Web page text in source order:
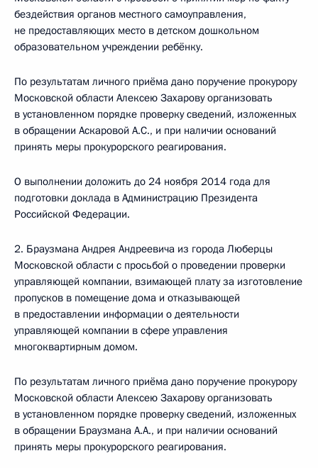
бездействия органов местного самоуправления,
не предоставляющих место в детском дошкольном
образовательном учреждении ребёнку.
По результатам личного приёма дано поручение прокурору
Московской области Алексею Захарову организовать
в установленном порядке проверку сведений, изложенных
в обращении Аскаровой А.С., и при наличии оснований
принять меры прокурорского реагирования.
О выполнении доложить до 24 ноября 2014 года для
подготовки доклада в Администрацию Президента
Российской Федерации.
2. Браузмана Андрея Андреевича из города Люберцы
Московской области с просьбой о проведении проверки
управляющей компании, взимающей плату за изготовление
пропусков в помещение дома и отказывающей
в предоставлении информации о деятельности
управляющей компании в сфере управления
многоквартирным домом.
По результатам личного приёма дано поручение прокурору
Московской области Алексею Захарову организовать
в установленном порядке проверку сведений, изложенных
в обращении Браузмана А.А., и при наличии оснований
принять меры прокурорского реагирования.